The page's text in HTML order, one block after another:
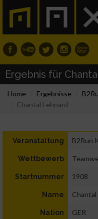
Ergebnis für
Home Ergebnisse
Chantal Lehnard
Veranstaltung B2Run
Wettbewerb
Startnummer 1908
Name Chantal
Nation GER